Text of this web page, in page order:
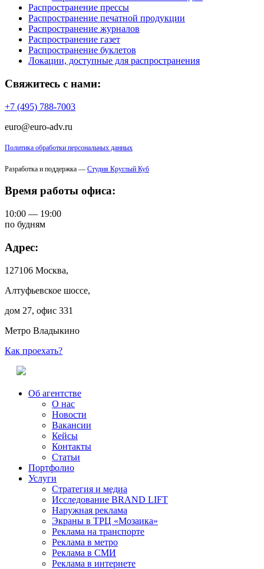
Распространение прессы
Распространение печатной продукции
Распространение журналов
Распространение газет
Распространение буклетов
Локации, доступные для распространения
Свяжитесь с нами:
+7 (495) 788-7003
euro@euro-adv.ru
Политика обработки персональных данных
Разработка и поддержка — Студия Круглый Куб
Время работы офиса:
10:00 — 19:00
по будням
Адрес:
127106 Москва,
Алтуфьевское шоссе,
дом 27, офис 331
Метро Владыкино
Как проехать?
Об агентстве
О нас
Новости
Вакансии
Кейсы
Контакты
Статьи
Портфолио
Услуги
Стратегия и медиа
Исследование BRAND LIFT
Наружная реклама
Экраны в ТРЦ «Мозаика»
Реклама на транспорте
Реклама в метро
Реклама в СМИ
Реклама в интернете